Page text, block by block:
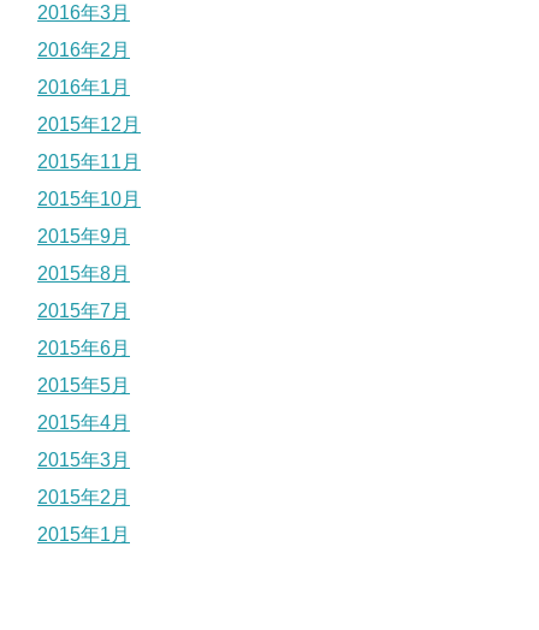
2016年3月
2016年2月
2016年1月
2015年12月
2015年11月
2015年10月
2015年9月
2015年8月
2015年7月
2015年6月
2015年5月
2015年4月
2015年3月
2015年2月
2015年1月